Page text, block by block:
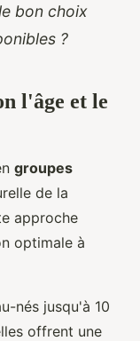
bon choix
?
l'âge et le
groupes
de la
approche
optimale à
nés jusqu'à 10
offrent une